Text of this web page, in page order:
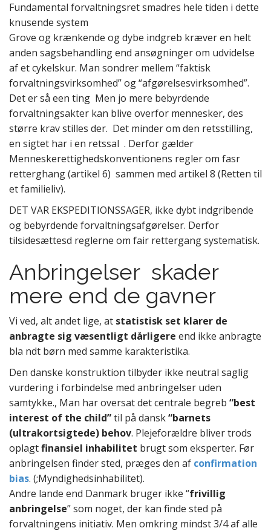
Fundamental forvaltningsret smadres hele tiden i dette
knusende system
Grove og krænkende og dybe indgreb kræver en helt
anden sagsbehandling end ansøgninger om udvidelse
af et cykelskur. Man sondrer mellem “faktisk
forvaltningsvirksomhed” og “afgørelsesvirksomhed”.
Det er så een ting Men jo mere bebyrdende
forvaltningsakter kan blive overfor mennesker, des
større krav stilles der. Det minder om den retsstilling,
en sigtet har i en retssal . Derfor gælder
Menneskerettighedskonventionens regler om fasr
retterghang (artikel 6) sammen med artikel 8 (Retten til
et familieliv).
DET VAR EKSPEDITIONSSAGER, ikke dybt indgribende
og bebyrdende forvaltningsafgørelser. Derfor
tilsidesættesd reglerne om fair rettergang systematisk.
Anbringelser skader
mere end de gavner
Vi ved, alt andet lige, at statistisk set klarer de
anbragte sig væsentligt dårligere end ikke anbragte
bla ndt børn med samme karakteristika.
Den danske konstruktion tilbyder ikke neutral saglig
vurdering i forbindelse med anbringelser uden
samtykke., Man har oversat det centrale begreb “best
interest of the child”til på dansk“barnets
(ultrakortsigtede) behov. Plejeforældre bliver trods
oplagtfinansiel inhabilitet brugt som eksperter. Før
anbringelsen finder sted, præges den af confirmation
bias. (;Myndighedsinhabilitet).
Andre lande end Danmark bruger ikke “frivillig
anbringelse” som noget, der kan finde sted på
forvaltningens initiativ. Men omkring mindst 3/4 af alle